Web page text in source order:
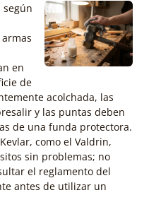
según
en
de
acolchada, las
y las puntas deben
de una funda protectora.
como el Valdrin,
sin problemas; no
el reglamento del
antes de utilizar un